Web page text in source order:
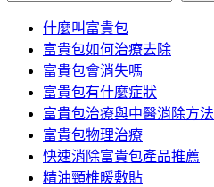
什麼叫富貴包
富貴包如何治療去除
富貴包會消失嗎
富貴包有什麼症狀
富貴包治療與中醫消除方法
富貴包物理治療
快速消除富貴包產品推薦
精油頸椎暖敷貼